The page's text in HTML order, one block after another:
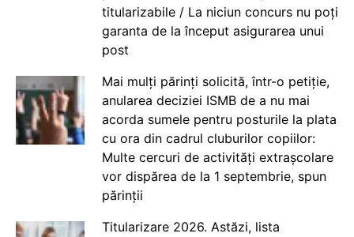
titularizabile / La niciun concurs nu poți
garanta de la început asigurarea unui
post
Mai mulți părinți solicită, într-o petiție,
anularea deciziei ISMB de a nu mai
acorda sumele pentru posturile la plata
cu ora din cadrul cluburilor copiilor:
Multe cercuri de activități extrașcolare
vor dispărea de la 1 septembrie, spun
părinții
Titularizare 2026. Astăzi, lista